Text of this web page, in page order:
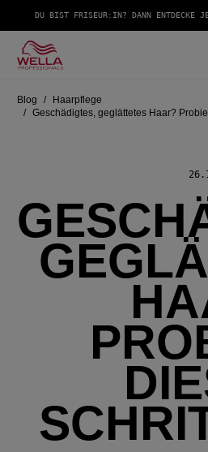
DU BIST FRISEUR:IN? DANN ENTDECKE
Blog
Haarpflege
Geschädigtes, geglättetes Haar?